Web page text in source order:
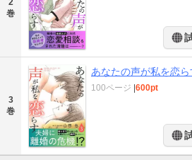
2
巻
3
巻
あなたの声が私を恋
100ページ 600pt